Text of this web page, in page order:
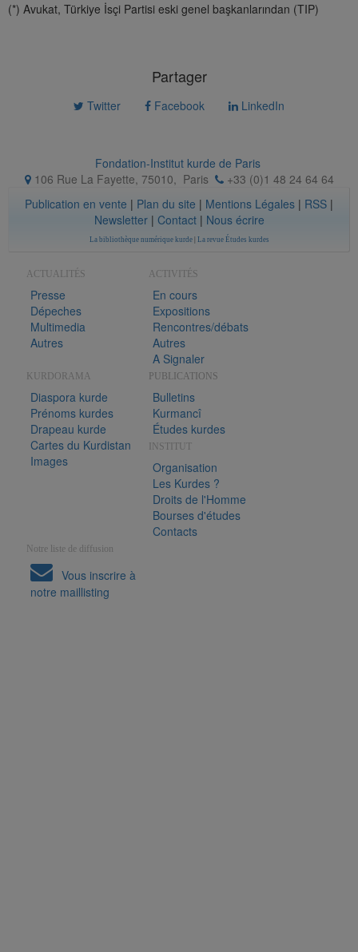
(*) Avukat, Türkiye İsçi Partisi eski genel başkanlarından (TIP)
Partager
Twitter Facebook LinkedIn
Fondation-Institut kurde de Paris
106 Rue La Fayette, 75010, Paris
+33 (0)1 48 24 64 64
Publication en vente | Plan du site | Mentions Légales | RSS |
Newsletter| Contact| Nous écrire
La bibliothèque numérique kurde| La revue Études kurdes
ACTUALITÉS
Presse
Dépeches
Multimedia
Autres
ACTIVITÉS
En cours
Expositions
Rencontres/débats
Autres
A Signaler
KURDORAMA
Diaspora kurde
Prénoms kurdes
Drapeau kurde
Cartes du Kurdistan
Images
PUBLICATIONS
Bulletins
Kurmancî
Études kurdes
INSTITUT
Organisation
Les Kurdes ?
Droits de l'Homme
Bourses d'études
Contacts
Notre liste de diffusion
Vous inscrire à
notre maillisting